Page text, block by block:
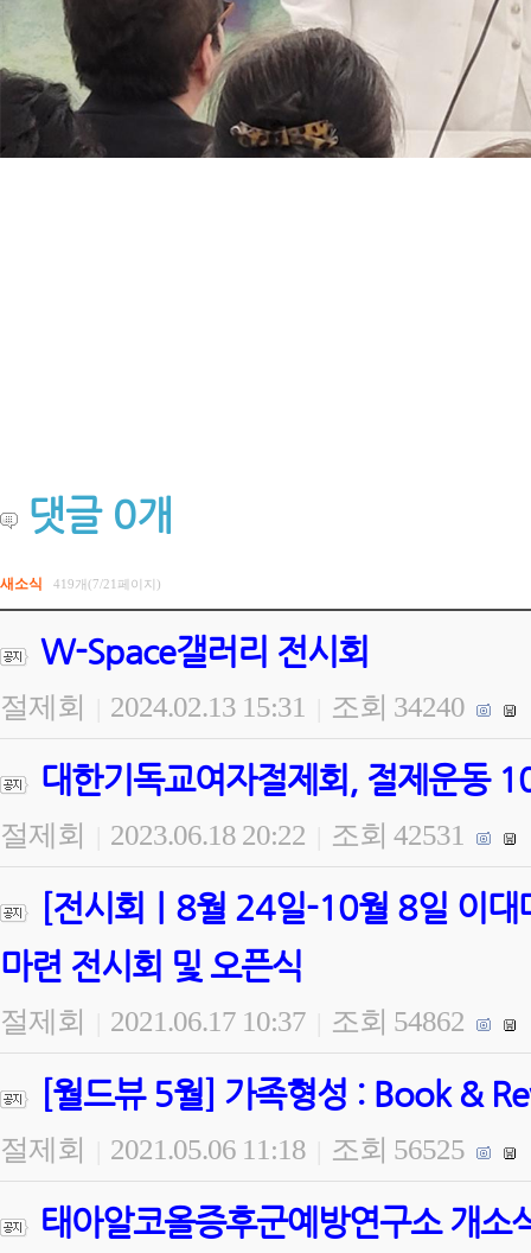
댓글 0개
새소식 419개(7/21페이지)
W-Space갤러리 전시회
절제회 2024.02.13 15:31 조회 34240
대한기독교여자절제회, 절제운동
절제회 2023.06.18 20:22 조회 42531
[전시회ㅣ8월 24일-10월 8일 이대
마련 전시회 및 오픈식
절제회 2021.06.17 10:37 조회 54862
[월드뷰 5월] 가족형성 : Book &
절제회 2021.05.06 11:18 조회 56525
태아알코올증후군예방연구소 개소